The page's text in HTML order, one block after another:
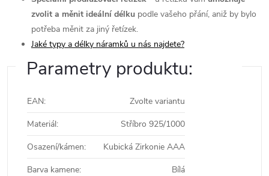
zvolit a měnit ideální délku podle vašeho přání, aniž by bylo
potřeba měnit za jiný řetízek.
Jaké typy a délky náramků u nás najdete?
Parametry produktu:
EAN:
Zvolte variantu
Materiál:
Stříbro 925/1000
Osazení/kámen:
Kubická Zirkonie AAA
Barva kamene:
Bílá